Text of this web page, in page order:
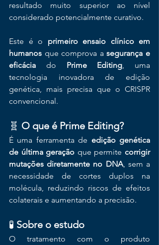
resultado muito superior ao nível
considerado potencialmente curativo.
Este é o primeiro ensaio clínico em
humanos que comprova a segurança e
eficácia do Prime Editing, uma
tecnologia inovadora de edição
genética, mais precisa que o CRISPR
convencional.
🧬 O que é Prime Editing?
É uma ferramenta de edição genética
de última geração que permite corrigir
mutações diretamente no DNA, sem a
necessidade de cortes duplos na
molécula, reduzindo riscos de efeitos
colaterais e aumentando a precisão.
🧪 Sobre o estudo
O tratamento com o produto